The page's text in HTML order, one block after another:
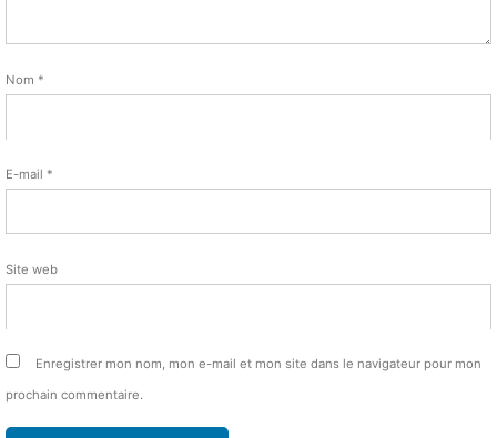
Nom *
E-mail *
Site web
Enregistrer mon nom, mon e-mail et mon site dans le navigateur pour mon
prochain commentaire.